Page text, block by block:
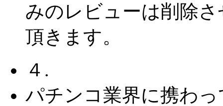
みのレビューは削除さ
頂きます。
４.
パチンコ業界に携わっ